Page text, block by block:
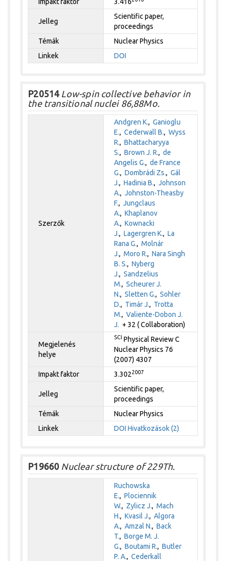
Impakt faktor 3.416
Jelleg
Scientific paper,
proceedings
Témák
Nuclear Physics
Linkek
DOI
P20514Low-spin collective behavior in
the transitional nuclei 86,88Mo.
Szerzők
Andgren K.,Ganioglu
E.,Cederwall B.,Wyss
R.,Bhattacharyya
S.,Brown J. R.,de
Angelis G.,de France
G.,Dombrádi Zs.,Gál
J.,Hadinia B.,Johnson
A.,Johnston-Theasby
F.,Jungclaus
A.,Khaplanov
A.,Kownacki
J.,Lagergren K.,La
Rana G.,Molnár
J.,Moro R.,Nara Singh
B. S.,Nyberg
J.,Sandzelius
M.,Scheurer J.
N.,Sletten G.,Sohler
D., Timár J., Trotta
M.,Valiente-Dobon J.
J. + 32 ( Collaboration)
Megjelenés
helye
SCI Physical Review C
Nuclear Physics 76
(2007) 4307
Impakt faktor
3.3022007
Jelleg
Scientific paper,
proceedings
Témák
Nuclear Physics
Linkek
DOI Hivatkozások (2)
P19660 Nuclear structure of 229Th.
Ruchowska
E.,Plociennik
W., Zylicz J.,Mach
H.,Kvasil J.,Algora
A.,Amzal N.,Back
T.,Borge M. J.
G.,Boutami R.,Butler
P. A.,Cederkall